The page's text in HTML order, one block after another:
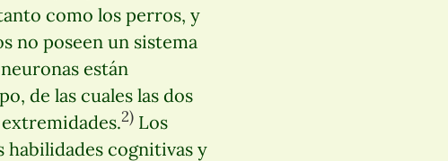
como los perros, y
no poseen un sistema
están
de las cuales las dos
2) Los
habilidades cognitivas y